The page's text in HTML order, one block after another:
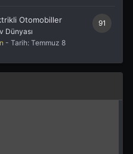
91
Otomobiller
Dünyası
- Tarih: Temmuz 8